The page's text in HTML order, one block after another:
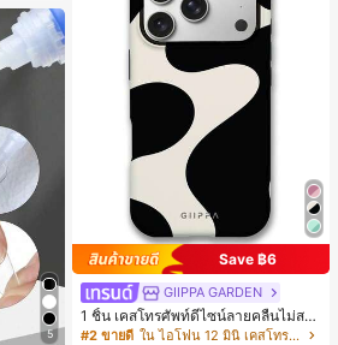
5
Save ฿6
GIIPPA GARDEN
1 ชิ้น เคสโทรศัพท์ดีไซน์ลายคลื่นไม่สม
มาตรสำหรับ Phone 17 Pro Max, เหม
#2 ขายดี
ใน ไอโฟน 12 มินิ เคสโทรศัพท์แฟชั่น